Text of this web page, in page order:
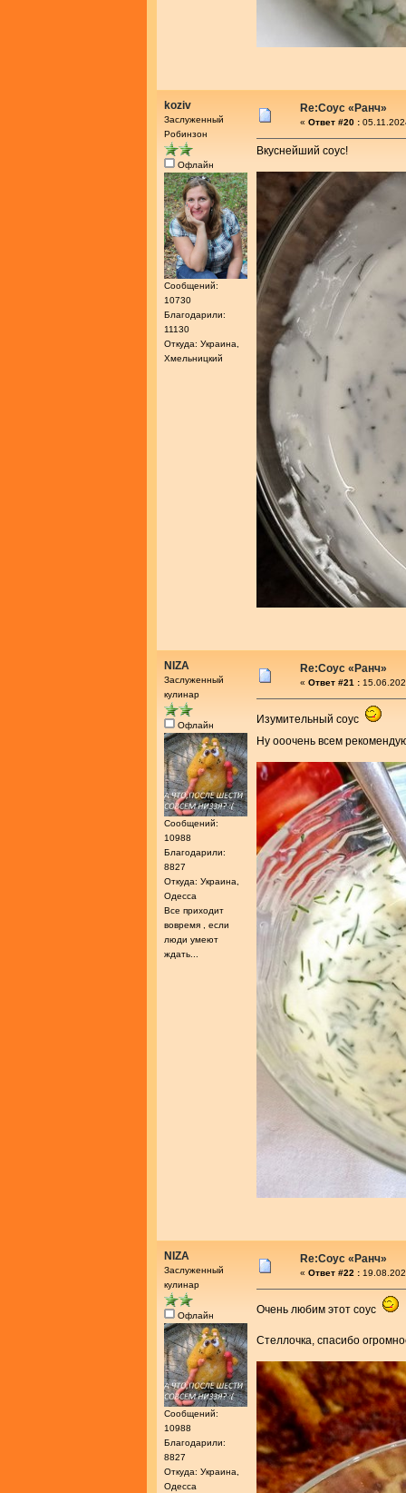
koziv
Заслуженный
Робинзон
Офлайн
Сообщений:
10730
Благодарили:
11130
Откуда: Украина,
Хмельницкий
Re:Соус «Ранч»
« Ответ #20 :
Вкуснейший соус!
NIZA
Заслуженный
кулинар
Офлайн
Сообщений:
10988
Благодарили:
8827
Откуда: Украина,
Одесса
Все приходит
вовремя , если
люди умеют
ждать...
Re:Соус «Ранч»
« Ответ #21 :
Изумительный соус
Ну ооочень всем
NIZA
Заслуженный
кулинар
Офлайн
Сообщений:
10988
Благодарили:
8827
Откуда: Украина,
Одесса
Re:Соус «Ранч»
« Ответ #22 :
Очень любим этот соус
Стеллочка, спасибо